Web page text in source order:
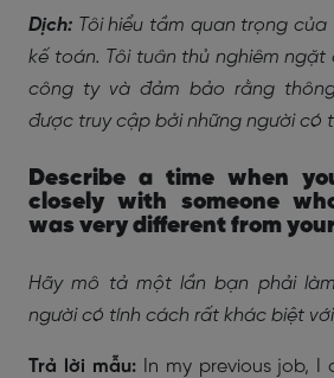
Dịch: Tôi hiểu tầm quan trọng
kế toán. Tôi tuân thủ nghiêm ngặt
công ty và đảm bảo rằng
được truy cập bởi những người có
Describe a time when
closely with someone
was very different from
Hãy mô tả một lần bạn phải
người có tính cách rất khác biệt
Trả lời mẫu:In my previous job, I